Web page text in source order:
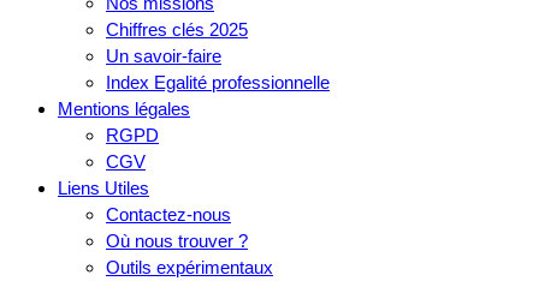
Chiffres clés 2025
Un savoir-faire
Index Egalité professionnelle
Mentions légales
RGPD
CGV
Liens Utiles
Contactez-nous
Où nous trouver ?
Outils expérimentaux